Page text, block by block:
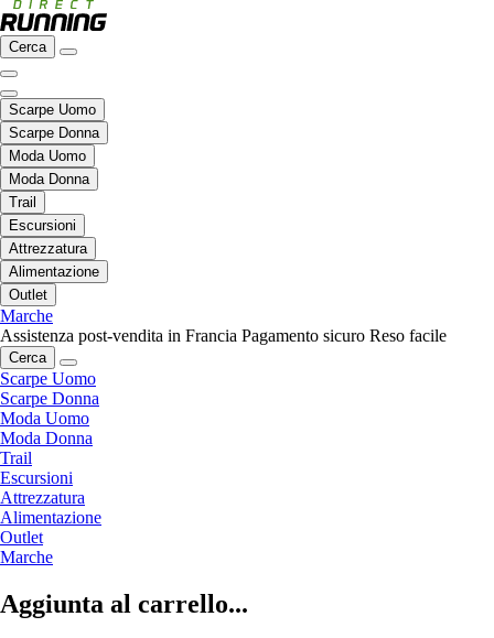
Cerca
Scarpe Uomo
Scarpe Donna
Moda Uomo
Moda Donna
Trail
Escursioni
Attrezzatura
Alimentazione
Outlet
Marche
Assistenza post-vendita in Francia Pagamento sicuro Reso facile
Cerca
Scarpe Uomo
Scarpe Donna
Moda Uomo
Moda Donna
Trail
Escursioni
Attrezzatura
Alimentazione
Outlet
Marche
Aggiunta al carrello...